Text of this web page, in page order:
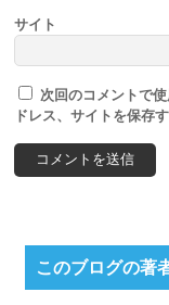
サイト
次回のコメントで
ドレス、サイトを保存す
このブログの著